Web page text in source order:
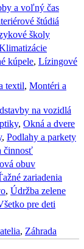
a voľný čas
štúdiá
školy
kúpele, Lízingové
textil, Montéri a
na vozidlá
, Okná a dvere
, Podlahy a parkety
činnosť
obuv
zariadenia
, Údržba zelene
pre deti
, Záhrada